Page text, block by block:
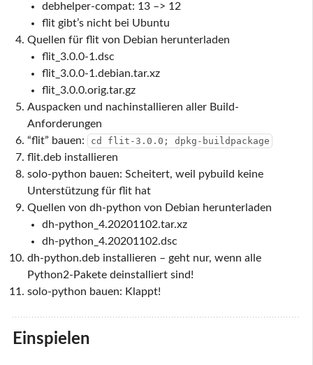
debhelper-compat: 13 –> 12
flit gibt’s nicht bei Ubuntu
Quellen für flit von Debian herunterladen
flit_3.0.0-1.dsc
flit_3.0.0-1.debian.tar.xz
flit_3.0.0.orig.tar.gz
Auspacken und nachinstallieren aller Build-
Anforderungen
“flit” bauen:
cd flit-3.0.0; dpkg-buildpackage
flit.deb installieren
solo-python bauen: Scheitert, weil pybuild keine
Unterstützung für flit hat
Quellen von dh-python von Debian herunterladen
dh-python_4.20201102.tar.xz
dh-python_4.20201102.dsc
dh-python.deb installieren – geht nur, wenn alle
Python2-Pakete deinstalliert sind!
solo-python bauen: Klappt!
Einspielen